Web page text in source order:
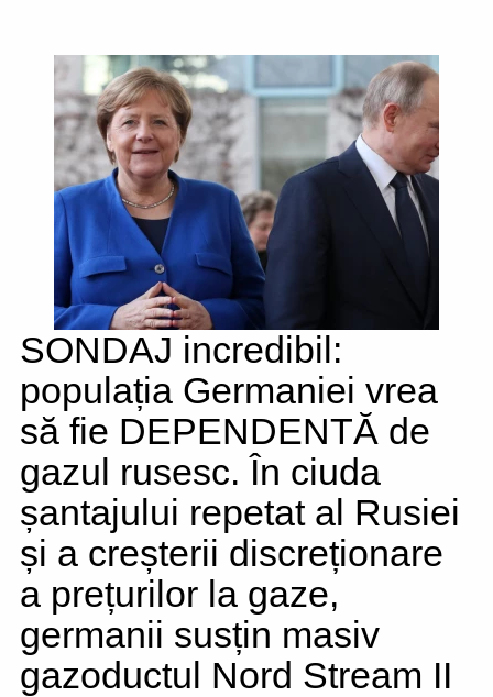
SONDAJ incredibil:
populația Germaniei vrea
să fie DEPENDENTĂ de
gazul rusesc. În ciuda
șantajului repetat al Rusiei
și a creșterii discreționare
a prețurilor la gaze,
germanii susțin masiv
gazoductul Nord Stream II